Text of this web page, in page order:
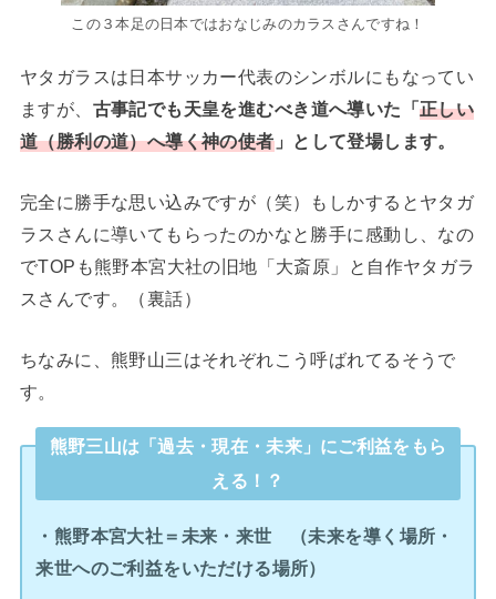
この３本足の日本ではおなじみのカラスさんですね！
ヤタガラスは日本サッカー代表のシンボルにもなってい
ますが、 古事記でも天皇を進むべき道へ導いた「正しい
道（勝利の道）へ導く神の使者」として登場します。
完全に勝手な思い込みですが（笑）もしかするとヤタガ
ラスさんに導いてもらったのかなと勝手に感動し、なの
でTOPも熊野本宮大社の旧地「大斎原」と自作ヤタガラ
スさんです。（裏話）
ちなみに、熊野山三はそれぞれこう呼ばれてるそうで
す。
熊野三山は「過去・現在・未来」にご利益をもら
える！？
・熊野本宮大社＝未来・来世 （未来を導く場所・
来世へのご利益をいただける場所）